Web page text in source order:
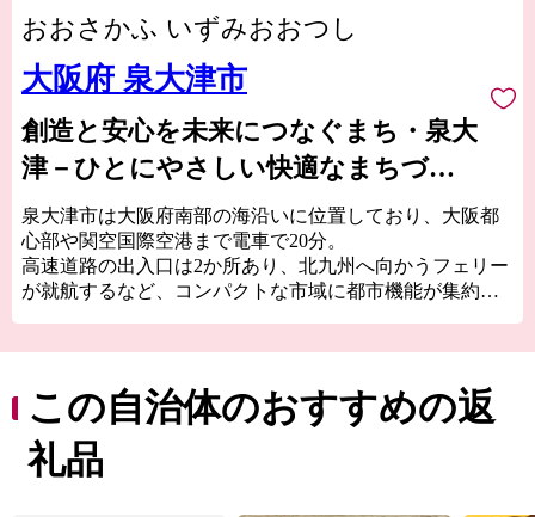
おおさかふ いずみおおつし
大阪府 泉大津市
創造と安心を未来につなぐまち・泉大
津－ひとにやさしい快適なまちづく
りをめざして－
泉大津市は大阪府南部の海沿いに位置しており、大阪都
心部や関空国際空港まで電車で20分。
高速道路の出入口は2か所あり、北九州へ向かうフェリー
が就航するなど、コンパクトな市域に都市機能が集約さ
港として栄えていました。
交通の要として人の往来も多く、随筆や紀行の中でも、
「小津の泊」「小津の浦なる岸の松原」「大津の浦」の
名で登場する名称の地です。
この自治体のおすすめの返
礼品